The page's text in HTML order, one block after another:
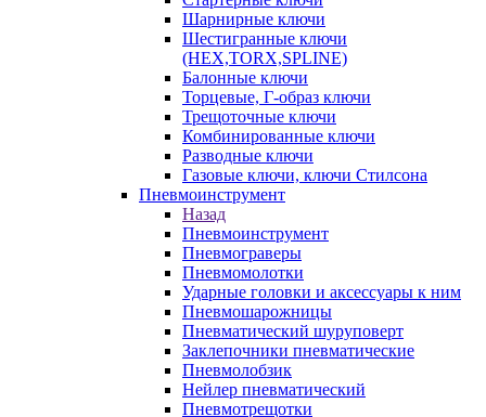
Шарнирные ключи
Шестигранные ключи
(HEX,TORX,SPLINE)
Балонные ключи
Торцевые, Г-образ ключи
Трещоточные ключи
Комбинированные ключи
Разводные ключи
Газовые ключи, ключи Стилсона
Пневмоинструмент
Назад
Пневмоинструмент
Пневмограверы
Пневмомолотки
Ударные головки и аксессуары к ним
Пневмошарожницы
Пневматический шуруповерт
Заклепочники пневматические
Пневмолобзик
Нейлер пневматический
Пневмотрещотки